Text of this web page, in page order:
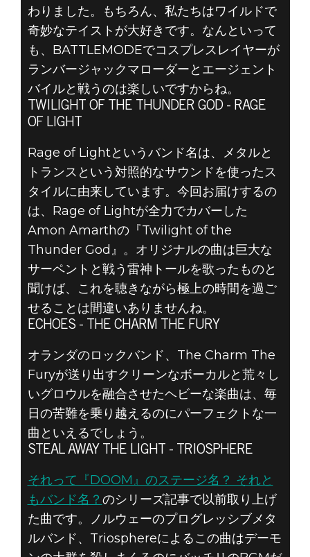
わりました。もちろん、私たちはワイルドで
奇妙なテイストが大好きです。なんといって
も、BATTLEMODEでコスプレスレイヤーが
ランバージャックマローダーとエージェント
バイルと戦うのは楽しいですからね。
TWILIGHT OF THE THUNDER GOD - RAGE
OF LIGHT
Rage of Lightというバンド名は、メタルと
トランスという対照的なサウンドを使ったス
タイルに由来しています。今回お届けするの
は、Rage of Lightが全力でカバーした
Amon Amarthの『Twilight of the
Thunder God』。オリジナルの曲は巨大な
サーペントと戦う雷神トールを歌ったものと
聞けば、これを聴きながら極上の時間を過ご
せることは間違いありませんね。
ECHOES - THE CHARM THE FURY
オランダのロックバンド、The Charm The
Furyが送り出すクリーンなボーカルと荒々し
いグロウルを融合させたヘビーな楽曲は、毎
日の苦難を乗り越えるのにパーフェクトな一
曲といえるでしょう。
STEAL AWAY THE LIGHT - TRIOSPHERE
それって『DOOM』のステージ名？ それと
もバンド名？ のシリーズ記事で以前取り上げ
た曲です。ノルウェーのプログレッシブメタ
ルバンド、Triosphereによるこの曲はデーモ